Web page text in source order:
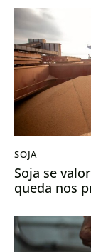
SOJA
Soja se
queda nos